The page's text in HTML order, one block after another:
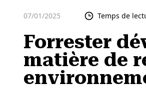
07/01/2025 Temps de
Forrester
matière de